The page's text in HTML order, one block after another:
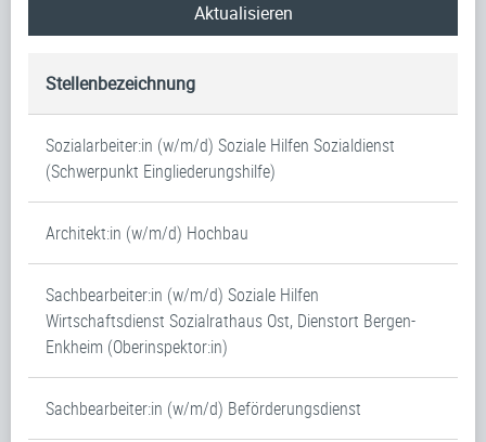
Aktualisieren
Stellenbezeichnung
Sozialarbeiter:in (w/m/d) Soziale Hilfen Sozialdienst
(Schwerpunkt Eingliederungshilfe)
Architekt:in (w/m/d) Hochbau
Sachbearbeiter:in (w/m/d) Soziale Hilfen
Wirtschaftsdienst Sozialrathaus Ost, Dienstort Bergen-
Enkheim (Oberinspektor:in)
Sachbearbeiter:in (w/m/d) Beförderungsdienst